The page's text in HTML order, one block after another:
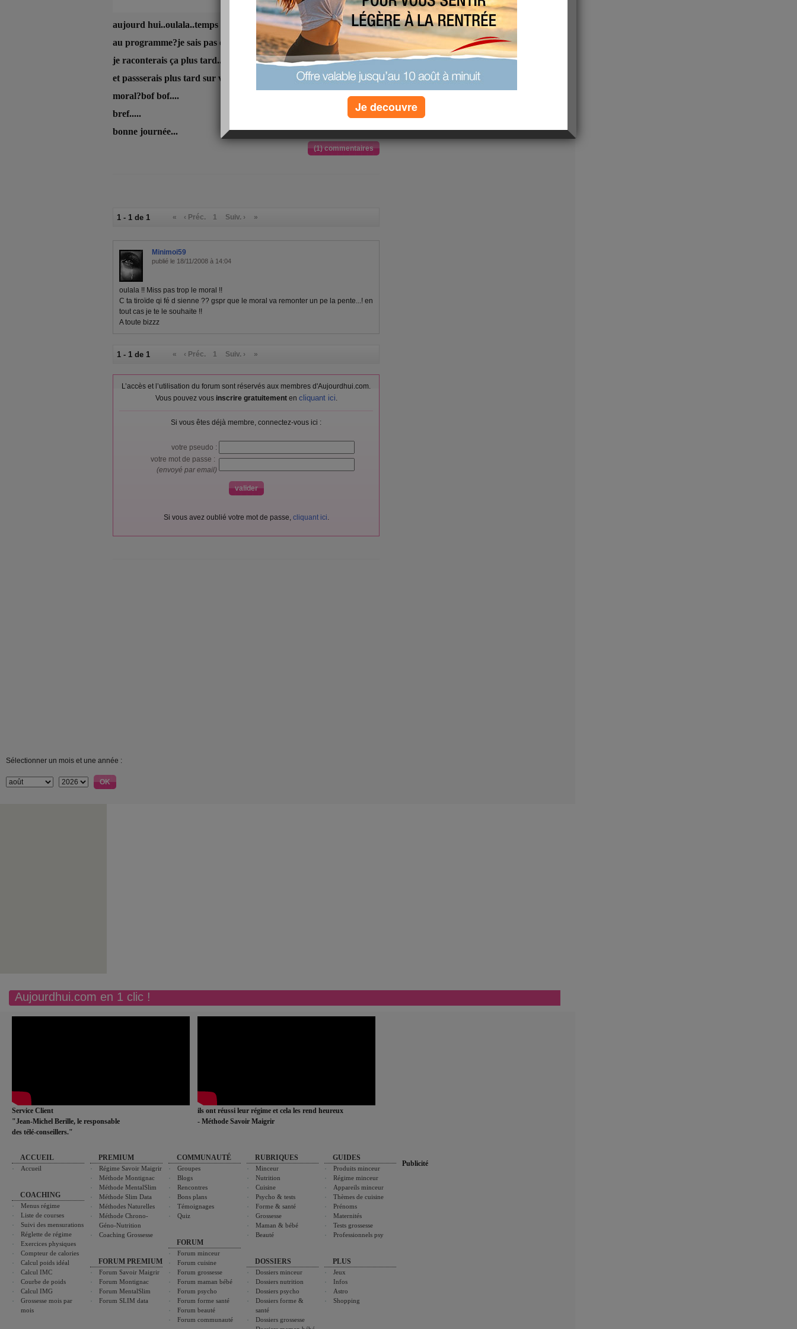
aujourd hui..oulala..temps de m****!
au programme?je sais pas encore.....
je raconterais ça plus tard....
et passserais plus tard sur vos blogs....
moral?bof bof....
bref.....
bonne journée...
(1) commentaires
1 - 1 de 1 « ‹ Préc. 1 Suiv. › »
Minimoi59
publié le 18/11/2008 à 14:04
oulala !! Miss pas trop le moral !!
C ta tiroïde qi fé d sienne ?? gspr que le moral va remonter un pe la pente...! en
tout cas je te le souhaite !!
A toute bizzz
1 - 1 de 1 « ‹ Préc. 1 Suiv. › »
L’accès et l’utilisation du forum sont réservés aux membres d'Aujourdhui.com.
Vous pouvez vous inscrire gratuitementen cliquant ici.
Si vous êtes déjà membre, connectez-vous ici :
votre pseudo :
votre mot de passe :
(envoyé par email)
Si vous avez oublié votre mot de passe, cliquant ici.
Sélectionner un mois et une année :
Aujourdhui.com en 1 clic !
Service Client
"Jean-Michel Berille, le responsable
des télé-conseillers."
ils ont réussi leur régime et cela les rend heureux
- Méthode Savoir Maigrir
ACCUEIL
Accueil
COACHING
Menus régime
Liste de courses
Suivi des mensurations
Réglette de régime
Exercices physiques
Compteur de calories
Calcul poids idéal
Calcul IMC
Courbe de poids
Calcul IMG
Grossesse mois par
mois
PREMIUM
Régime Savoir Maigrir
Méthode Montignac
Méthode MentalSlim
Méthode Slim Data
Méthodes Naturelles
Méthode Chrono-
Géno-Nutrition
Coaching Grossesse
FORUM PREMIUM
Forum Savoir Maigrir
Forum Montignac
Forum MentalSlim
Forum SLIM data
COMMUNAUTÉ
Groupes
Blogs
Rencontres
Bons plans
Témoignages
Quiz
FORUM
Forum minceur
Forum cuisine
Forum grossesse
Forum maman bébé
Forum psycho
Forum forme santé
Forum beauté
Forum communauté
RUBRIQUES
Minceur
Nutrition
Cuisine
Psycho & tests
Forme & santé
Grossesse
Maman & bébé
Beauté
DOSSIERS
Dossiers minceur
Dossiers nutrition
Dossiers psycho
Dossiers forme &
santé
Dossiers grossesse
GUIDES
Produits minceur
Régime minceur
Appareils minceur
Thèmes de cuisine
Prénoms
Maternités
Tests grossesse
Professionnels psy
PLUS
Jeux
Infos
Astro
Shopping
Publicité
Je decouvre